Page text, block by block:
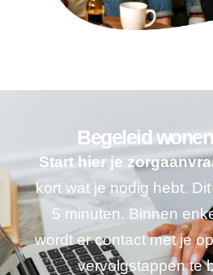
Begeleid
Start hier je
kort wat je nodig hebt.
5 minuten. Binnen
wordt er contact met je
vervolgstappen te